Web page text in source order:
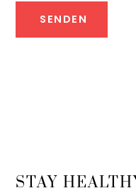
SENDEN
STAY